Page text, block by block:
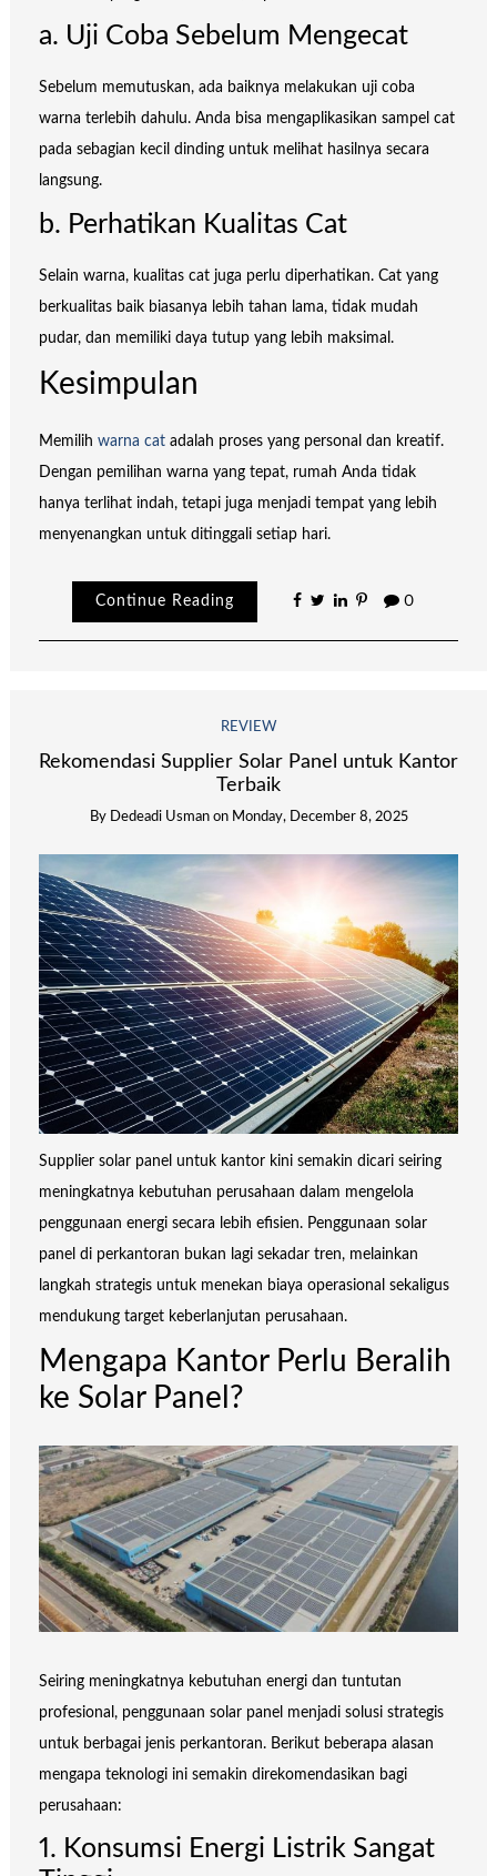
a. Uji Coba Sebelum Mengecat
Sebelum memutuskan, ada baiknya melakukan uji coba
warna terlebih dahulu. Anda bisa mengaplikasikan sampel cat
pada sebagian kecil dinding untuk melihat hasilnya secara
langsung.
b. Perhatikan Kualitas Cat
Selain warna, kualitas cat juga perlu diperhatikan. Cat yang
berkualitas baik biasanya lebih tahan lama, tidak mudah
pudar, dan memiliki daya tutup yang lebih maksimal.
Kesimpulan
Memilih warna cat adalah proses yang personal dan kreatif.
Dengan pemilihan warna yang tepat, rumah Anda tidak
hanya terlihat indah, tetapi juga menjadi tempat yang lebih
menyenangkan untuk ditinggali setiap hari.
Continue Reading 0
REVIEW
Rekomendasi Supplier Solar Panel untuk Kantor
Terbaik
By Dedeadi Usman on Monday, December 8, 2025
Supplier solar panel untuk kantor kini semakin dicari seiring
meningkatnya kebutuhan perusahaan dalam mengelola
penggunaan energi secara lebih efisien. Penggunaan solar
panel di perkantoran bukan lagi sekadar tren, melainkan
langkah strategis untuk menekan biaya operasional sekaligus
mendukung target keberlanjutan perusahaan.
Mengapa Kantor Perlu Beralih
ke Solar Panel?
Seiring meningkatnya kebutuhan energi dan tuntutan
profesional, penggunaan solar panel menjadi solusi strategis
untuk berbagai jenis perkantoran. Berikut beberapa alasan
mengapa teknologi ini semakin direkomendasikan bagi
perusahaan:
1. Konsumsi Energi Listrik Sangat